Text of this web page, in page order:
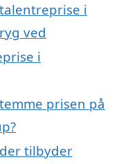
i
ved
i
prisen på
tilbyder